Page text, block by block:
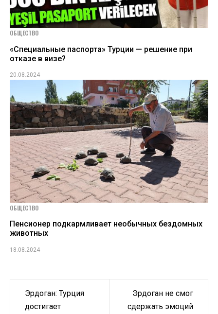
ОБЩЕСТВО
«Специальные паспорта» Турции — решение при
отказе в визе?
20.08.2024
ОБЩЕСТВО
Пенсионер подкармливает необычных бездомных
животных
18.08.2024
Навигация
Эрдоган: Турция
достигает
Эрдоган не смог
сдержать эмоций